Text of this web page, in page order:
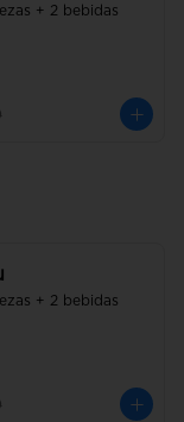
+ 2 bebidas
+ 2 bebidas